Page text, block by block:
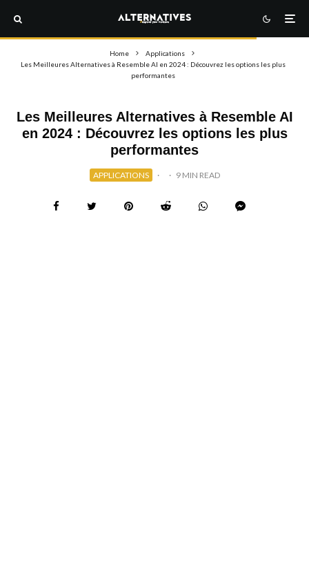
Home
Applications
Les Meilleures Alternatives à Resemble AI en 2024 : Découvrez les options les plus
performantes
Les Meilleures Alternatives à Resemble AI
en 2024 : Découvrez les options les plus
performantes
APPLICATIONS · · 9 MIN READ